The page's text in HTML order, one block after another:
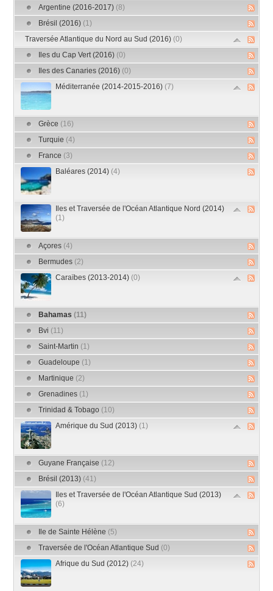
Argentine (2016-2017) (8)
Brésil (2016) (1)
Traversée Atlantique du Nord au Sud (2016) (0)
Iles du Cap Vert (2016) (0)
Iles des Canaries (2016) (0)
Méditerranée (2014-2015-2016) (7)
Grèce (16)
Turquie (4)
France (3)
Baléares (2014) (4)
Iles et Traversée de l'Océan Atlantique Nord (2014)
(1)
Açores (4)
Bermudes (2)
Caraïbes (2013-2014) (0)
Bahamas(11)
Bvi (11)
Saint-Martin (1)
Guadeloupe (1)
Martinique (2)
Grenadines (1)
Trinidad & Tobago (10)
Amérique du Sud (2013) (1)
Guyane Française (12)
Brésil (2013) (41)
Iles et Traversée de l'Océan Atlantique Sud (2013)
(6)
Ile de Sainte Hélène (5)
Traversée de l'Océan Atlantique Sud (0)
Afrique du Sud (2012) (24)